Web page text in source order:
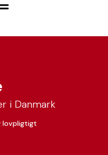
Drejer
i Danmark
lovpligtigt